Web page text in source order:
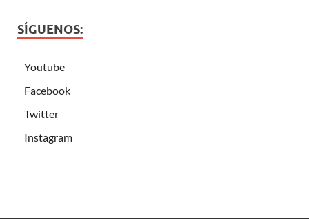
SÍGUENOS:
Youtube
Facebook
Twitter
Instagram